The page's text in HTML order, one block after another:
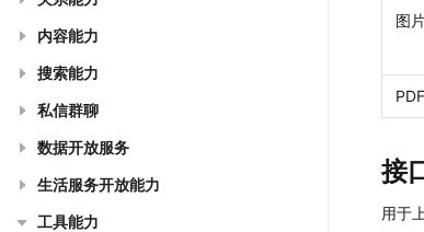
内容能力
搜索能力
私信群聊
数据开放服务
生活服务开放能力
工具能力
图
PDF
接
用于